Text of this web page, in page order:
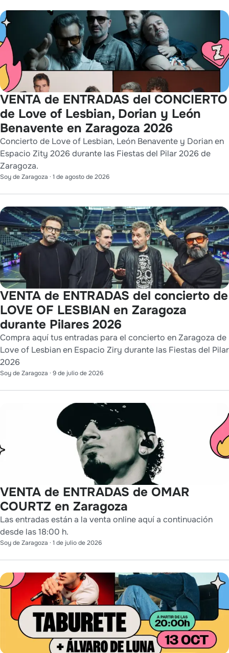
VENTA de ENTRADAS del CONCIERTO
de Love of Lesbian, Dorian y León
Benavente en Zaragoza 2026
Concierto de Love of Lesbian, León Benavente y Dorian en
Espacio Zity 2026 durante las Fiestas del Pilar 2026 de
Zaragoza.
Soy de Zaragoza · 1 de agosto de 2026
VENTA de ENTRADAS del concierto de
LOVE OF LESBIAN en Zaragoza
durante Pilares 2026
Compra aquí tus entradas para el concierto en Zaragoza de
Love of Lesbian en Espacio Ziry durante las Fiestas del Pilar
2026
Soy de Zaragoza · 9 de julio de 2026
VENTA de ENTRADAS de OMAR
COURTZ en Zaragoza
Las entradas están a la venta online aquí a continuación
desde las 18:00 h.
Soy de Zaragoza · 1 de julio de 2026